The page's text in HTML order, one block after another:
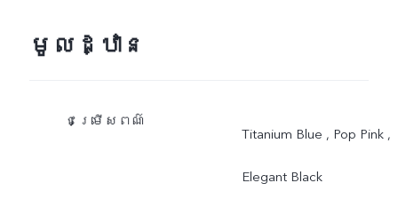
មូលដ្ឋាន
ជម្រើសពណ៌
Titanium Blue , Pop Pink ,
Elegant Black